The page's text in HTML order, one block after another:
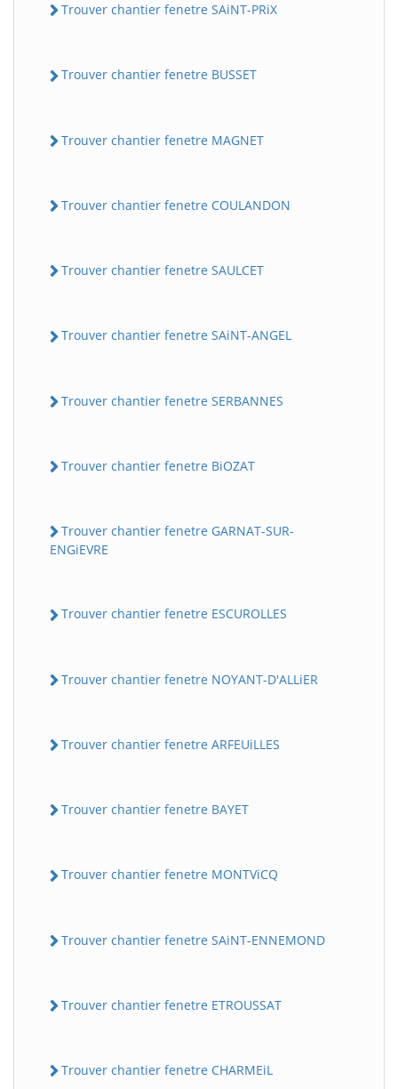
Trouver chantier fenetre SAiNT-PRiX
Trouver chantier fenetre BUSSET
Trouver chantier fenetre MAGNET
Trouver chantier fenetre COULANDON
Trouver chantier fenetre SAULCET
Trouver chantier fenetre SAiNT-ANGEL
Trouver chantier fenetre SERBANNES
Trouver chantier fenetre BiOZAT
Trouver chantier fenetre GARNAT-SUR-
ENGiEVRE
Trouver chantier fenetre ESCUROLLES
Trouver chantier fenetre NOYANT-D'ALLiER
Trouver chantier fenetre ARFEUiLLES
Trouver chantier fenetre BAYET
Trouver chantier fenetre MONTViCQ
Trouver chantier fenetre SAiNT-ENNEMOND
Trouver chantier fenetre ETROUSSAT
Trouver chantier fenetre CHARMEiL